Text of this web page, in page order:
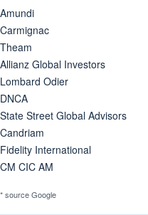
Amundi
Carmignac
Theam
Allianz Global Investors
Lombard Odier
DNCA
State Street Global Advisors
Candriam
Fidelity International
CM CIC AM
* source Google